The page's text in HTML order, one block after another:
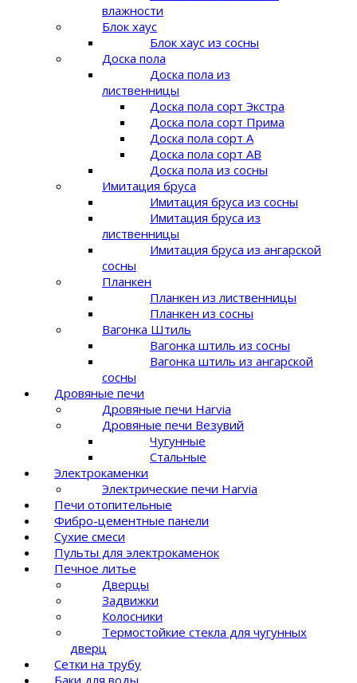
влажности
Блок хаус
Блок хаус из сосны
Доска пола
Доска пола из
лиственницы
Доска пола сорт Экстра
Доска пола сорт Прима
Доска пола сорт A
Доска пола сорт AB
Доска пола из сосны
Имитация бруса
Имитация бруса из сосны
Имитация бруса из
лиственницы
Имитация бруса из ангарской
сосны
Планкен
Планкен из лиственницы
Планкен из сосны
Вагонка Штиль
Вагонка штиль из сосны
Вагонка штиль из ангарской
сосны
Дровяные печи
Дровяные печи Harvia
Дровяные печи Везувий
Чугунные
Стальные
Электрокаменки
Электрические печи Harvia
Печи отопительные
Фибро-цементные панели
Сухие смеси
Пульты для электрокаменок
Печное литье
Дверцы
Задвижки
Колосники
Термостойкие стекла для чугунных
дверц
Сетки на трубу
Баки для воды